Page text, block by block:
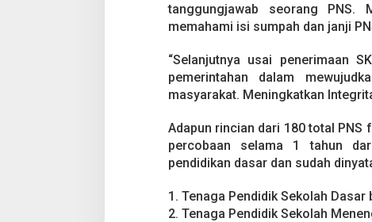
tanggungjawab seorang
memahami isi sumpah dan janji
“Selanjutnya usai penerimaan
pemerintahan dalam
masyarakat. Meningkatkan
Adapun rincian dari 180 total
percobaan selama 1 tahun
pendidikan dasar dan sudah
1. Tenaga Pendidik Sekolah
2. Tenaga Pendidik Sekolah